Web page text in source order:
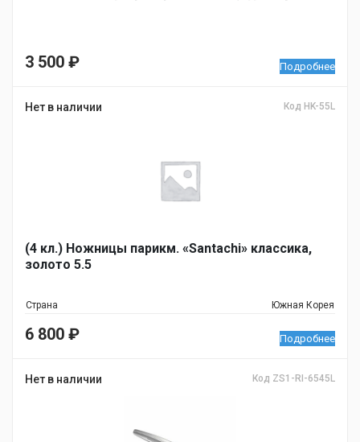
3 500 ₽ Подробнее
Нет в наличии Код HK-55L
(4 кл.) Ножницы парикм. «Santachi» классика,
золото 5.5
Страна Южная Корея
6 800 ₽ Подробнее
Нет в наличии Код ZS1-RI-6545L